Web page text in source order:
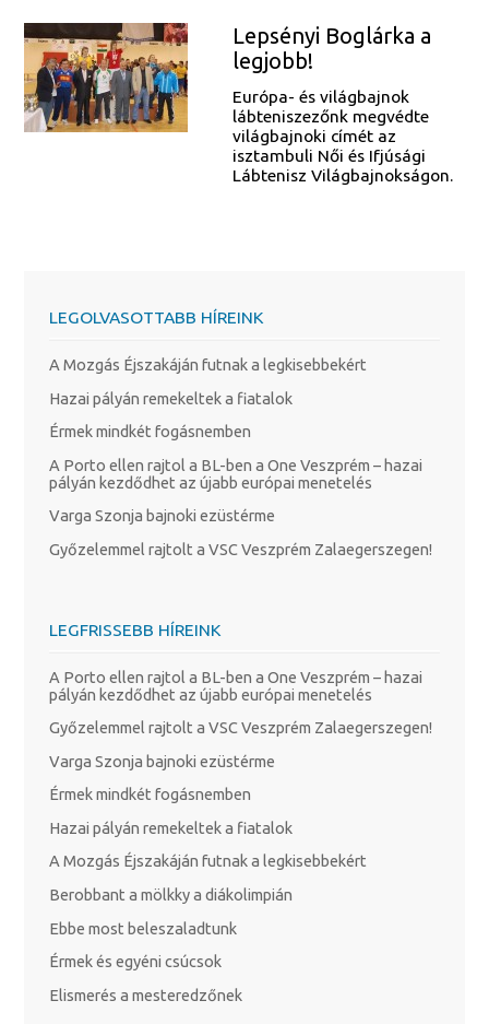
Lepsényi Boglárka a
legjobb!
Európa- és világbajnok
lábteniszezőnk megvédte
világbajnoki címét az
isztambuli Női és Ifjúsági
Lábtenisz Világbajnokságon.
LEGOLVASOTTABB HÍREINK
A Mozgás Éjszakáján futnak a legkisebbekért
Hazai pályán remekeltek a fiatalok
Érmek mindkét fogásnemben
A Porto ellen rajtol a BL-ben a One Veszprém – hazai
pályán kezdődhet az újabb európai menetelés
Varga Szonja bajnoki ezüstérme
Győzelemmel rajtolt a VSC Veszprém Zalaegerszegen!
LEGFRISSEBB HÍREINK
A Porto ellen rajtol a BL-ben a One Veszprém – hazai
pályán kezdődhet az újabb európai menetelés
Győzelemmel rajtolt a VSC Veszprém Zalaegerszegen!
Varga Szonja bajnoki ezüstérme
Érmek mindkét fogásnemben
Hazai pályán remekeltek a fiatalok
A Mozgás Éjszakáján futnak a legkisebbekért
Berobbant a mölkky a diákolimpián
Ebbe most beleszaladtunk
Érmek és egyéni csúcsok
Elismerés a mesteredzőnek